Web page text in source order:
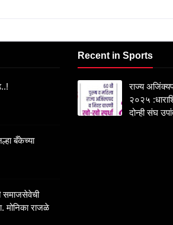
बँकेच्या
समाजसेवेची
राजळे
Recent in Sports
राज्य
२०२५
दोन्ही संघ